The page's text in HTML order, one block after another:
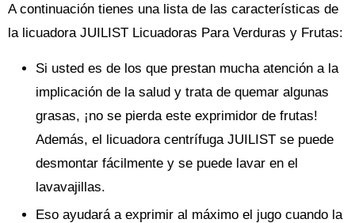
A continuación tienes una lista de las características de
la licuadora JUILIST Licuadoras Para Verduras y Frutas:
Si usted es de los que prestan mucha atención a la
implicación de la salud y trata de quemar algunas
grasas, ¡no se pierda este exprimidor de frutas!
Además, el licuadora centrífuga JUILIST se puede
desmontar fácilmente y se puede lavar en el
lavavajillas.
Eso ayudará a exprimir al máximo el jugo cuando la